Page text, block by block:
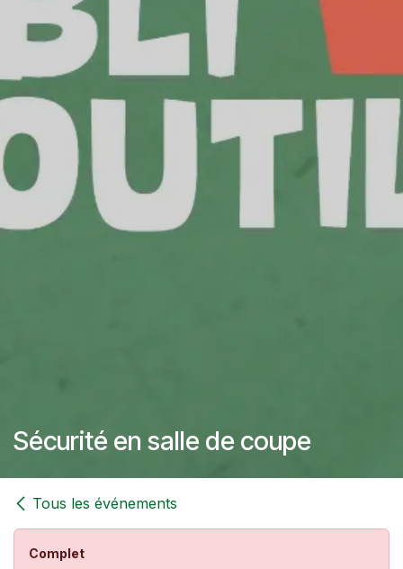
Sécurité en salle de coupe
Tous les événements
Complet